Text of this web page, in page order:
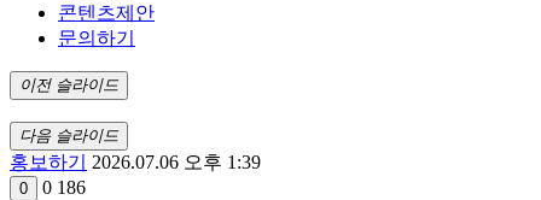
콘텐츠제안
문의하기
이전 슬라이드
다음 슬라이드
홍보하기 2026.07.06 오후 1:39
0 0 186